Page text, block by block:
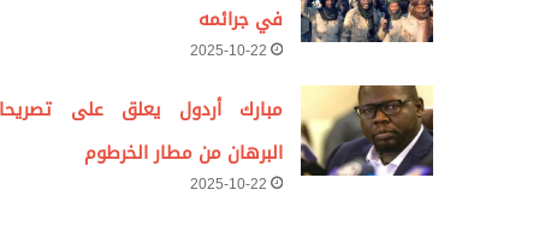
في جرائمه
2025-10-22
مبارك أردول يعلق على
البرهان من مطار الخرطوم
2025-10-22